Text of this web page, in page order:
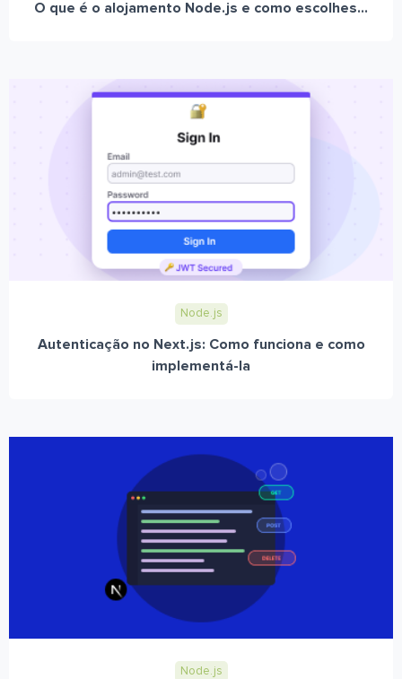
O que é o alojamento Node.js e como escolhes...
Node.js
Autenticação no Next.js: Como funciona e como
implementá-la
Node.js